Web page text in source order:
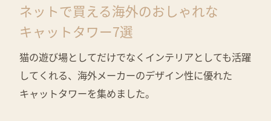
ネットで買える海外のおしゃれな
キャットタワー7選
猫の遊び場としてだけでなくインテリアとしても活躍
してくれる、海外メーカーのデザイン性に優れた
キャットタワーを集めました。